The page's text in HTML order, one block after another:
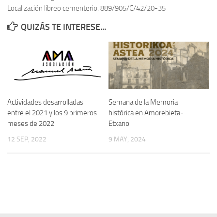
Memoria Histórica
Investigación previa de la represión en Talavera de la Reina (1937-
1947).
Informe Represión en Toledo 1936-1947 | Buscador
Informe de la fosa de abril de 1939 de Tembleque
Militantes históricos IR
Personajes republicanos
Localización libreo cementerio: 889/905/C/42/20-35
QUIZÁS TE INTERESE...
Actividades desarrolladas
entre el 2021 y los 9 primeros
meses de 2022
12 SEP, 2022
Semana de la Memoria
histórica en Amorebieta-
Etxano
9 MAY, 2024